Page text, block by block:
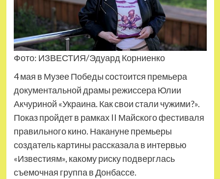
Фото: ИЗВЕСТИЯ/Эдуард Корниенко
4 мая в Музее Победы состоится премьера
документальной драмы режиссера Юлии
Акчуриной «Украина. Как свои стали чужими?».
Показ пройдет в рамках II Майского фестиваля
правильного кино. Накануне премьеры
создатель картины рассказала в интервью
«Известиям», какому риску подверглась
съемочная группа в Донбассе.